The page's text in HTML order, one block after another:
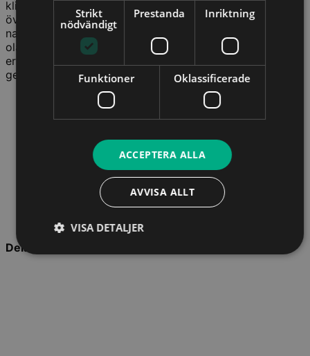
klienten genom generationsskiftet, vilka olika
överlåtelser former som föreligger, dess fördelar och
nackdelar, vilka klausuler som kan vara lämpliga eller
olämpliga att avtalen innehåller samt upprättandet av
erforderliga handlingar och slutligen genomförandet av
generationsskiftet.
Dela sidan
Strikt
nödvändigt
Prestanda Inriktning
Funktioner Oklassificerade
ACCEPTERA ALLA
AVVISA ALLT
VISA DETALJER